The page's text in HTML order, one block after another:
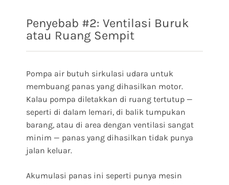
Penyebab #2: Ventilasi Buruk
atau Ruang Sempit
Pompa air butuh sirkulasi udara untuk
membuang panas yang dihasilkan motor.
Kalau pompa diletakkan di ruang tertutup —
seperti di dalam lemari, di balik tumpukan
barang, atau di area dengan ventilasi sangat
minim — panas yang dihasilkan tidak punya
jalan keluar.
Akumulasi panas ini seperti punya mesin